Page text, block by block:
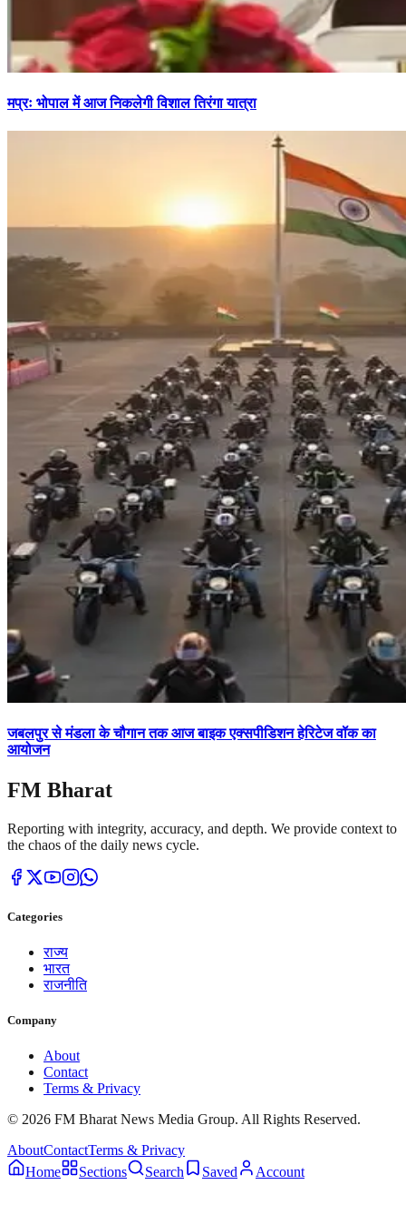
मप्रः भोपाल में आज निकलेगी विशाल तिरंगा यात्रा
जबलपुर से मंडला के चौगान तक आज बाइक एक्सपीडिशन हेरिटेज वॉक का
आयोजन
FM Bharat
Reporting with integrity, accuracy, and depth. We provide context to
the chaos of the daily news cycle.
Categories
राज्य
भारत
राजनीति
Company
About
Contact
Terms & Privacy
© 2026 FM Bharat News Media Group. All Rights Reserved.
AboutContactTerms & Privacy
Home
Sections Search Saved Account